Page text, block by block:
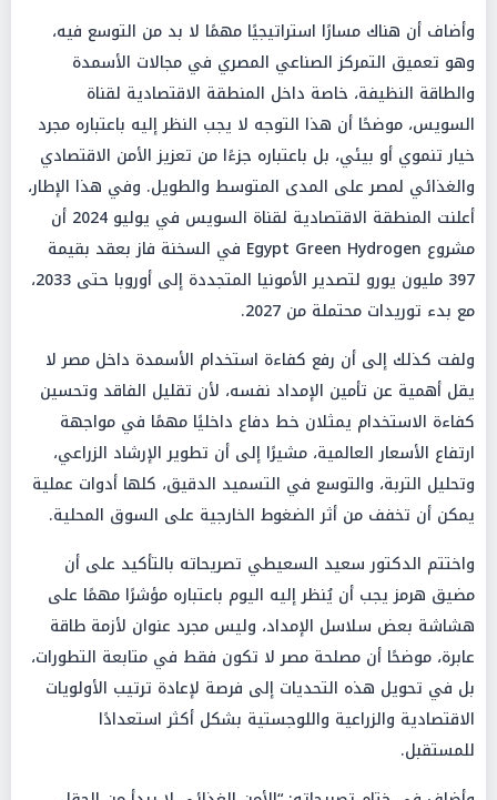
وأضاف أن هناك مسارًا استراتيجيًا مهمًا لا بد من التوسع فيه،
وهو تعميق التمركز الصناعي المصري في مجالات الأسمدة
والطاقة النظيفة، خاصة داخل المنطقة الاقتصادية لقناة
السويس، موضحًا أن هذا التوجه لا يجب النظر إليه باعتباره مجرد
خيار تنموي أو بيئي، بل باعتباره جزءًا من تعزيز الأمن الاقتصادي
والغذائي لمصر على المدى المتوسط والطويل. وفي هذا الإطار،
أعلنت المنطقة الاقتصادية لقناة السويس في يوليو 2024 أن
مشروع Egypt Green Hydrogen في السخنة فاز بعقد بقيمة
397 مليون يورو لتصدير الأمونيا المتجددة إلى أوروبا حتى 2033،
مع بدء توريدات محتملة من 2027.
ولفت كذلك إلى أن رفع كفاءة استخدام الأسمدة داخل مصر لا
يقل أهمية عن تأمين الإمداد نفسه، لأن تقليل الفاقد وتحسين
كفاءة الاستخدام يمثلان خط دفاع داخليًا مهمًا في مواجهة
ارتفاع الأسعار العالمية، مشيرًا إلى أن تطوير الإرشاد الزراعي،
وتحليل التربة، والتوسع في التسميد الدقيق، كلها أدوات عملية
يمكن أن تخفف من أثر الضغوط الخارجية على السوق المحلية.
واختتم الدكتور سعيد السعيطي تصريحاته بالتأكيد على أن
مضيق هرمز يجب أن يُنظر إليه اليوم باعتباره مؤشرًا مهمًا على
هشاشة بعض سلاسل الإمداد، وليس مجرد عنوان لأزمة طاقة
عابرة، موضحًا أن مصلحة مصر لا تكون فقط في متابعة التطورات،
بل في تحويل هذه التحديات إلى فرصة لإعادة ترتيب الأولويات
الاقتصادية والزراعية واللوجستية بشكل أكثر استعدادًا
للمستقبل.